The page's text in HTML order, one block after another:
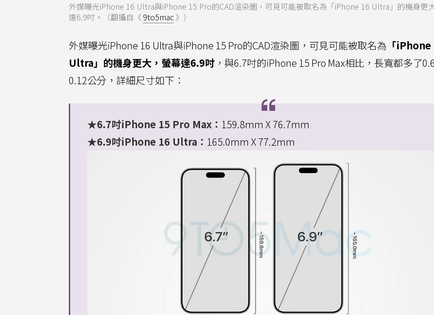
外媒曝光iPhone 16 Ultra與iPhone 15 Pro的CAD渲染圖，可見可能被取名為「iPhone 16 Ultra」的機身更
達6.9吋。（翻攝自《 9to5mac》）
外媒曝光iPhone 16 Ultra與iPhone 15 Pro的CAD渲染圖，可見可能被取名為 「
Ultra」的機身更大，螢幕達6.9吋 ，與6.7吋的iPhone 15 Pro Max相比，長寬都多了
0.12公分，詳細尺寸如下：
★6.7吋iPhone 15 Pro Max： 159.8mm X 76.7mm
★6.9吋iPhone 16 Ultra： 165.0mm X 77.2mm